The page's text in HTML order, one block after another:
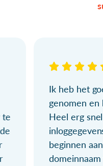
te
Ik heb het
genomen en
Heel erg
beginnen